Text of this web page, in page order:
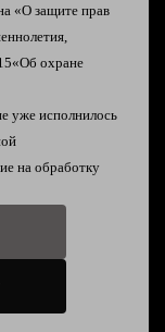
(ЦЕНА
гибридный)
«О защите прав
охране
уже исполнилось
на обработку